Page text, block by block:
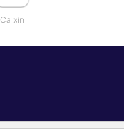
Caixin